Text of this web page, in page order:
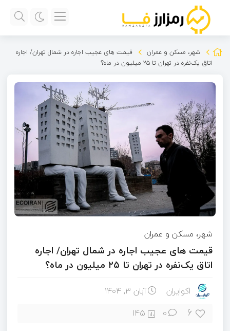
شهر، مسکن و عمران
قیمت های عجیب اجاره در شمال تهران/ اجاره
اتاق یک‌نفره در تهران تا ۲۵ میلیون در ماه؟
شهر، مسکن و عمران
قیمت های عجیب اجاره در شمال تهران/ اجاره
اتاق یک‌نفره در تهران تا ۲۵ میلیون در ماه؟
اکوایران آبان ۳, ۱۴۰۴
6
0
145